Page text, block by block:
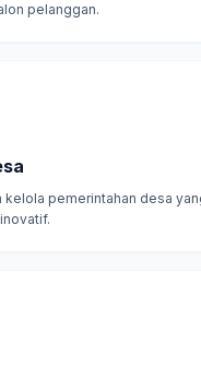
pelanggan.
kelola pemerintahan desa